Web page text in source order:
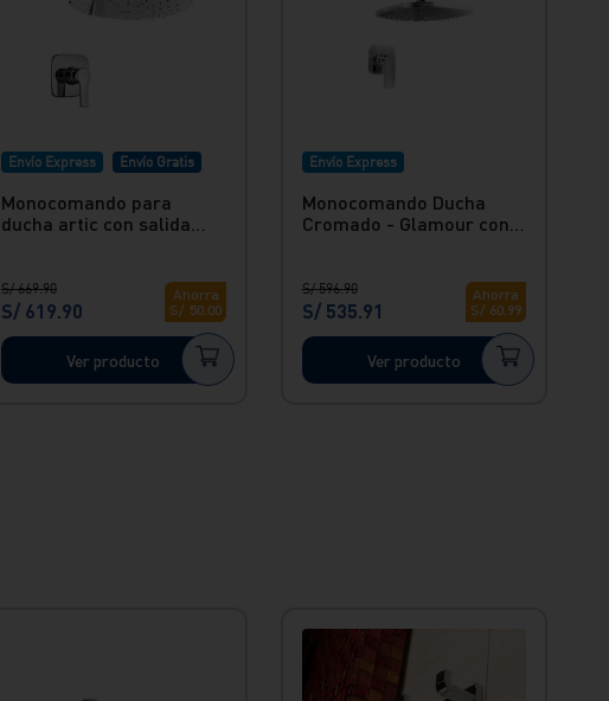
Envío Express Envío Gratis
Monocomando para
ducha artic con salida
S/ 669.90
S/ 619.90
Ahorra
S/ 50.00
Ver producto
Envío Express
Monocomando Ducha
Cromado - Glamour con
S/ 596.90
S/ 535.91
Ahorra
S/ 60.99
Ver producto